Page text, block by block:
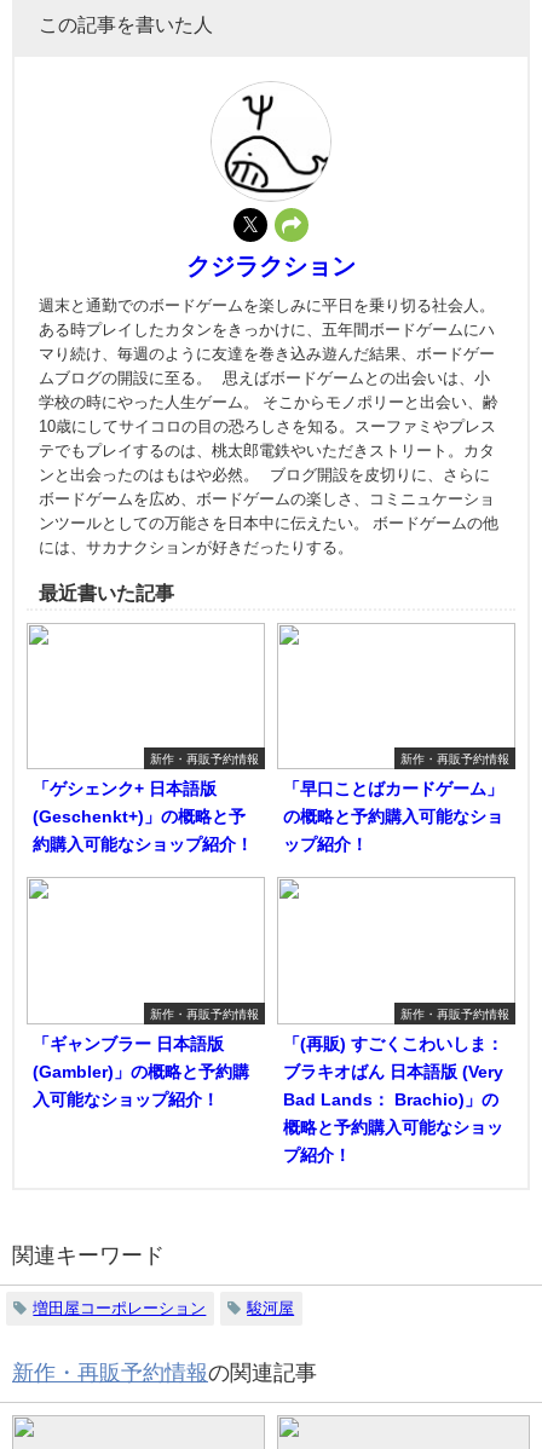
この記事を書いた人
クジラクション
週末と通勤でのボードゲームを楽しみに平日を乗り切る社会人。
ある時プレイしたカタンをきっかけに、五年間ボードゲームにハ
マり続け、毎週のように友達を巻き込み遊んだ結果、ボードゲー
ムブログの開設に至る。 思えばボードゲームとの出会いは、小
学校の時にやった人生ゲーム。 そこからモノポリーと出会い、齢
10歳にしてサイコロの目の恐ろしさを知る。スーファミやプレス
テでもプレイするのは、桃太郎電鉄やいただきストリート。カタ
ンと出会ったのはもはや必然。 ブログ開設を皮切りに、さらに
ボードゲームを広め、ボードゲームの楽しさ、コミニュケーショ
ンツールとしての万能さを日本中に伝えたい。 ボードゲームの他
には、サカナクションが好きだったりする。
最近書いた記事
新作・再販予約情報
「ゲシェンク+ 日本語版
(Geschenkt+)」の概略と予
約購入可能なショップ紹介！
新作・再販予約情報
「早口ことばカードゲーム」
の概略と予約購入可能なショ
ップ紹介！
新作・再販予約情報
「ギャンブラー 日本語版
(Gambler)」の概略と予約購
入可能なショップ紹介！
新作・再販予約情報
「(再販) すごくこわいしま：
ブラキオばん 日本語版 (Very
Bad Lands： Brachio)」の
概略と予約購入可能なショッ
プ紹介！
関連キーワード
増田屋コーポレーション 駿河屋
新作・再販予約情報の関連記事